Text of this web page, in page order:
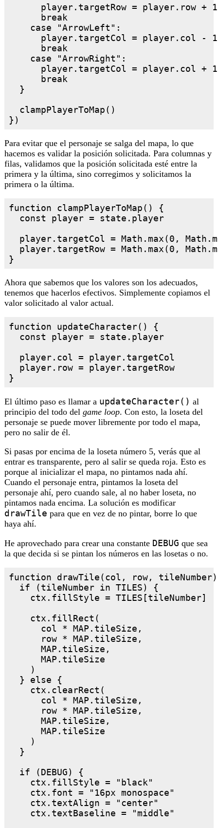
      player.targetRow = player.row + 1
      break
    case "ArrowLeft":
      player.targetCol = player.col - 1
      break
    case "ArrowRight":
      player.targetCol = player.col + 1
      break
  }
  clampPlayerToMap()
Para evitar que el personaje se salga del mapa, lo que
hacemos es validar la posición solicitada. Para columnas y
filas, validamos que la posición solicitada esté entre la
primera y la última, sino corregimos y solicitamos la
primera o la última.
function clampPlayerToMap() {
  const player = state.player
player.targetCol = Math.max(0,
player.targetRow = Math.max(0,
Ahora que sabemos que los valores son los adecuados,
tenemos que hacerlos efectivos. Simplemente copiamos el
valor solicitado al valor actual.
function updateCharacter() {
  const player = state.player
  player.col = player.targetCol
  player.row = player.targetRow
El último paso es llamar a updateCharacter() al
principio del todo del game loop. Con esto, la loseta del
personaje se puede mover libremente por todo el mapa,
pero no salir de él.
Si pasas por encima de la loseta número 5, verás que al
entrar es transparente, pero al salir se queda roja. Esto es
porque al inicializar el mapa, no pintamos nada ahí.
Cuando el personaje entra, pintamos la loseta del
personaje ahí, pero cuando sale, al no haber loseta, no
pintamos nada encima. La solución es modificar
drawTile para que en vez de no pintar, borre lo que
haya ahí.
He aprovechado para crear una constante DEBUG que sea
la que decida si se pintan los números en las losetas o no.
function drawTile(col, row,
  if (tileNumber in TILES) {
    ctx.fillStyle = TILES[tileNumber]
    ctx.fillRect(
      col * MAP.tileSize,
      row * MAP.tileSize,
      MAP.tileSize,
      MAP.tileSize
    )
  } else {
    ctx.clearRect(
      col * MAP.tileSize,
      row * MAP.tileSize,
      MAP.tileSize,
      MAP.tileSize
    )
  }
  if (DEBUG) {
    ctx.fillStyle = "black"
    ctx.font = "16px monospace"
    ctx.textAlign = "center"
    ctx.textBaseline = "middle"